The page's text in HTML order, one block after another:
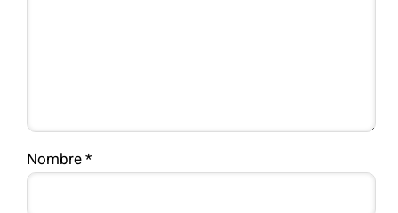
Nombre *